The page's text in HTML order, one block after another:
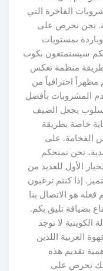
الفاخرة التي
نحن نحرص على
بمستويات
سيستمتعون بكوب
منظمة تعكس
احترافياً من
المشروبات بأفضل
يجعل الضيف
خاصة بطريقة
الفخامة. على
نحن نمنحكم
الأول للعديد من
إذا كنتم ترغبون
هو الاتصال بنا
بضيافة تليق بكم.
لا توجد
العربية اللذين
تقديم هذه
نحرص على